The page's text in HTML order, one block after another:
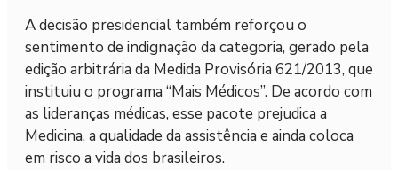
A decisão presidencial também reforçou o
sentimento de indignação da categoria, gerado pela
edição arbitrária da Medida Provisória 621/2013, que
instituiu o programa “Mais Médicos”. De acordo com
as lideranças médicas, esse pacote prejudica a
Medicina, a qualidade da assistência e ainda coloca
em risco a vida dos brasileiros.